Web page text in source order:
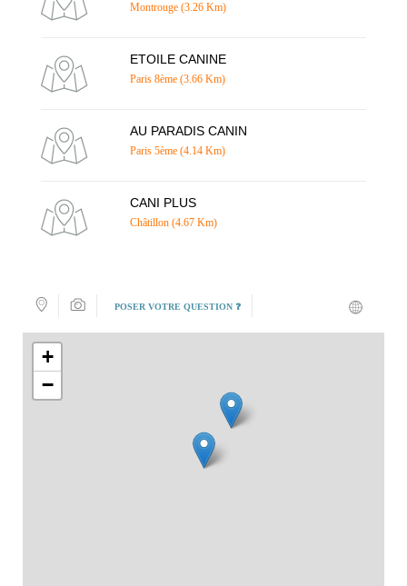
Montrouge (3.26 Km)
ETOILE CANINE
Paris 8ème (3.66 Km)
AU PARADIS CANIN
Paris 5ème (4.14 Km)
CANI PLUS
Châtillon (4.67 Km)
POSER VOTRE QUESTION ❓
+
−